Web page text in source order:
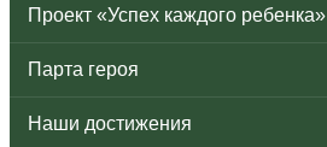
Проект «Успех каждого ребенка»
Парта героя
Наши достижения